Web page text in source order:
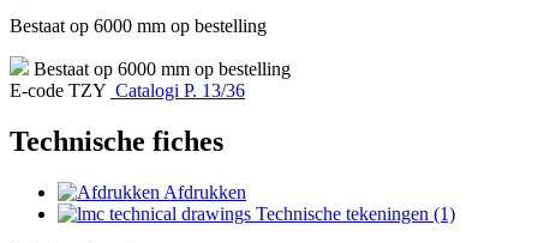
Bestaat op 6000 mm op bestelling
Bestaat op 6000 mm op bestelling
E-code TZY Catalogi P. 13/36
Technische fiches
Afdrukken
Technische tekeningen (1)